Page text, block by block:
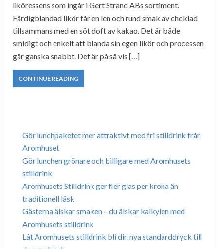
liköressens som ingår i Gert Strand ABs sortiment.
Färdigblandad likör får en len och rund smak av choklad
tillsammans med en söt doft av kakao. Det är både
smidigt och enkelt att blanda sin egen likör och processen
går ganska snabbt. Det är på så vis […]
CONTINUE READING
Gör lunchpaketet mer attraktivt med fri stilldrink från
Aromhuset
Gör lunchen grönare och billigare med Aromhusets
stilldrink
Aromhusets Stilldrink ger fler glas per krona än
traditionell läsk
Gästerna älskar smaken – du älskar kalkylen med
Aromhusets stilldrink
Låt Aromhusets stilldrink bli din nya standarddryck till